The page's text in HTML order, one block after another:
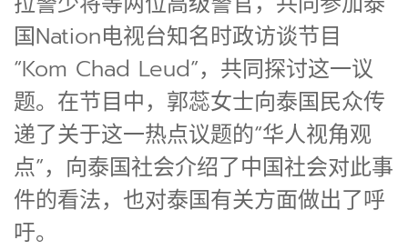
国Nation电视台知名时政访谈节目
“Kom Chad Leud”，共同探讨这一议
题。在节目中，郭蕊女士向泰国民众传
递了关于这一热点议题的“华人视角观
点”，向泰国社会介绍了中国社会对此事
件的看法，也对泰国有关方面做出了呼
吁。